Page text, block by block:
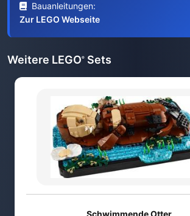
Bauanleitungen:
Zur LEGO Webseite
Weitere LEGO® Sets